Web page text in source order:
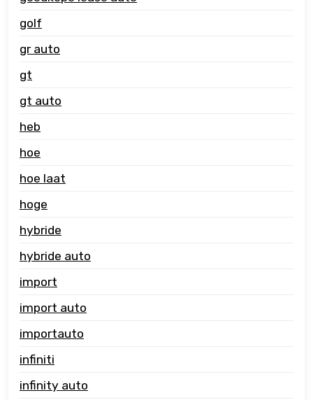
golf
gr auto
gt
gt auto
heb
hoe
hoe laat
hoge
hybride
hybride auto
import
import auto
importauto
infiniti
infinity auto